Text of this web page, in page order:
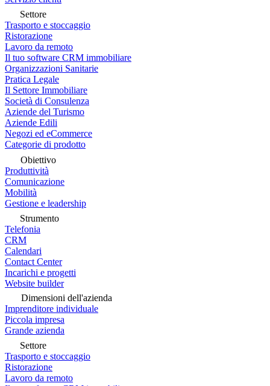
Settore
Trasporto e stoccaggio
Ristorazione
Lavoro da remoto
Il tuo software CRM immobiliare
Organizzazioni Sanitarie
Pratica Legale
Il Settore Immobiliare
Società di Consulenza
Aziende del Turismo
Aziende Edili
Negozi ed eCommerce
Categorie di prodotto
Obiettivo
Produttività
Comunicazione
Mobilità
Gestione e leadership
Strumento
Telefonia
CRM
Calendari
Contact Center
Incarichi e progetti
Website builder
Dimensioni dell'azienda
Imprenditore individuale
Piccola impresa
Grande azienda
Settore
Trasporto e stoccaggio
Ristorazione
Lavoro da remoto